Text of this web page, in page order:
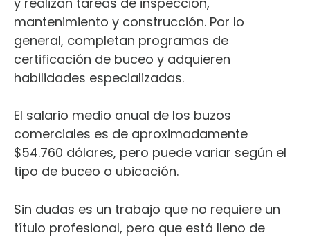
mantenimiento y construcción. Por lo
general, completan programas de
certificación de buceo y adquieren
habilidades especializadas.
El salario medio anual de los buzos
comerciales es de aproximadamente
$54.760 dólares, pero puede variar según el
tipo de buceo o ubicación.
Sin dudas es un trabajo que no requiere un
título profesional, pero que está lleno de